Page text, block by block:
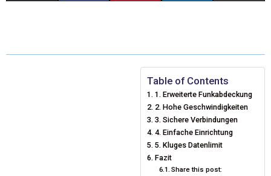
W E T
E
R
E
S
T
K
D
I
N
I
Table of Contents
1. Erweiterte Funkabdeckung
2. Hohe Geschwindigkeiten
3. Sichere Verbindungen
4. Einfache Einrichtung
5. Kluges Datenlimit
Fazit
Share this post: